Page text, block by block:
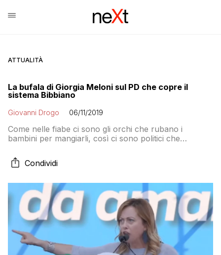
ATTUALITÀ
La bufala di Giorgia Meloni sul PD che copre il
sistema Bibbiano
Giovanni Drogo 06/11/2019
Come nelle fiabe ci sono gli orchi che rubano i
bambini per mangiarli, così ci sono politici che
dichiarazioni di esponenti del Partito Democratico su
Bibbiano. Questa volta è toccato a Giorgia Meloni, una
Condividi